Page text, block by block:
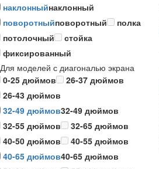
наклонныйнаклонный
поворотныйповоротный
полка
потолочный
стойка
фиксированный
Для моделей с диагональю экрана
0-25 дюймов
26-37 дюймов
26-43 дюймов
32-49 дюймов32-49 дюймов
32-55 дюймов
32-65 дюймов
40-50 дюймов
40-55 дюймов
40-65 дюймов40-65 дюймов